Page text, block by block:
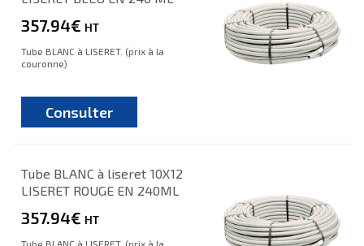
357.94€ HT
Tube BLANC à LISERET. (prix à la
couronne)
Consulter
Tube BLANC à liseret 10X12
LISERET ROUGE EN 240ML
357.94€ HT
Tube BLANC à LISERET. (prix à la